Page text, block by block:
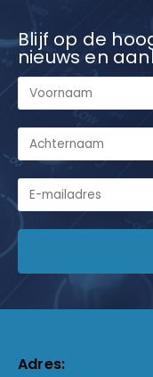
Blijf op de
nieuws en
Adres: